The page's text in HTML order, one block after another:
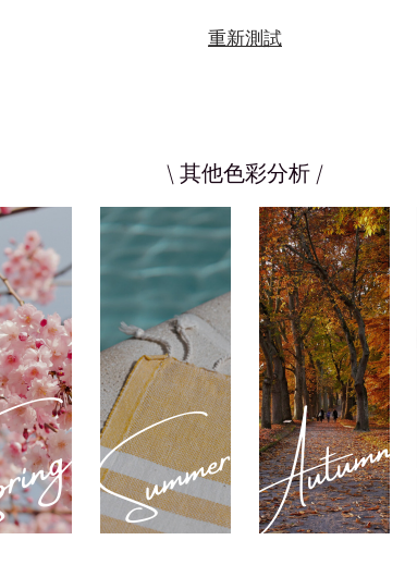
重新測試
\ 其他色彩分析 /